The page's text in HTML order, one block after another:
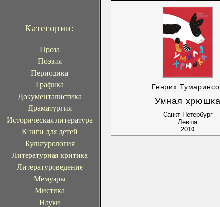
Категории:
Проза
Поэзия
Периодика
Графика
Документалистика
Драматургия
Историческая литература
Книги для детей
Культурология
Литературная критика
Литературоведение
Мемуары
Мистика
Науки
Генрих
Умная хрюшка
Санкт-Петербург
Левша
2010